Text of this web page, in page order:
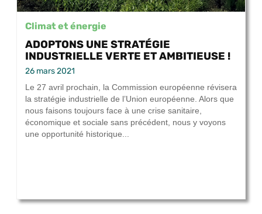
Climat et énergie
ADOPTONS UNE STRATÉGIE
INDUSTRIELLE VERTE ET AMBITIEUSE !
26 mars 2021
Le 27 avril prochain, la Commission européenne révisera
la stratégie industrielle de l’Union européenne. Alors que
nous faisons toujours face à une crise sanitaire,
économique et sociale sans précédent, nous y voyons
une opportunité historique...